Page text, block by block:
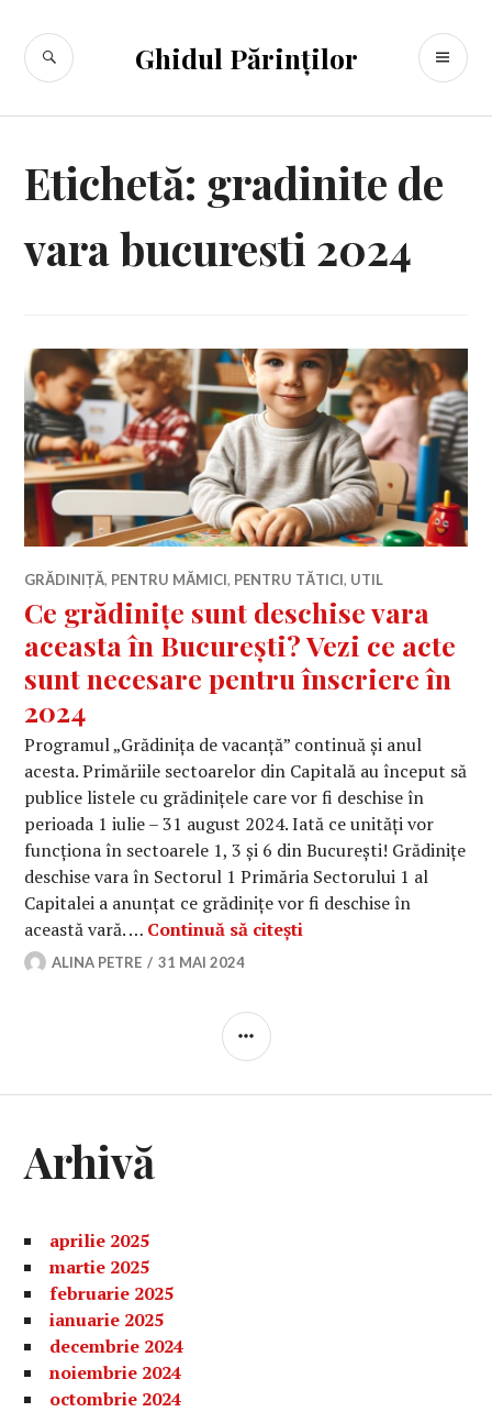
conținut
Ghidul Părinților
CĂUTARE
Etichetă: gradinite de
vara bucuresti 2024
GRĂDINIȚĂ, PENTRU MĂMICI, PENTRU TĂTICI, UTIL
Ce grădinițe sunt deschise vara
aceasta în București? Vezi ce acte
sunt necesare pentru înscriere în
2024
Programul „Grădinița de vacanță” continuă și anul
acesta. Primăriile sectoarelor din Capitală au început să
publice listele cu grădinițele care vor fi deschise în
perioada 1 iulie – 31 august 2024. Iată ce unități vor
funcționa în sectoarele 1, 3 și 6 din București! Grădinițe
deschise vara în Sectorul 1 Primăria Sectorului 1 al
Capitalei a anunțat ce grădinițe vor fi deschise în
această vară. … Continuă să citești
ALINA PETRE 31 MAI 2024
BARĂ
Arhivă
aprilie 2025
martie 2025
februarie 2025
ianuarie 2025
decembrie 2024
noiembrie 2024
octombrie 2024